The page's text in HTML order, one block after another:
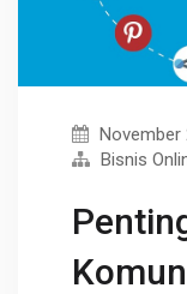
November
Bisnis